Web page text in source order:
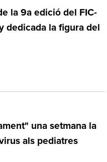
la 9a edició del FIC-
dedicada la figura del
una setmana la
als pediatres